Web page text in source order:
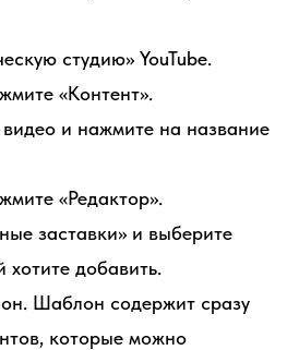
студию» YouTube.
«Контент».
и нажмите на название
«Редактор».
заставки» и выберите
хотите добавить.
Шаблон содержит сразу
которые можно